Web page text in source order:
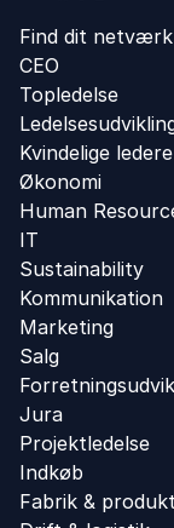
Find dit netværk
CEO
Topledelse
Kvindelige ledere
Økonomi
Human
IT
Sustainability
Kommunikation
Marketing
Salg
Jura
Projektledelse
Indkøb
Fabrik &